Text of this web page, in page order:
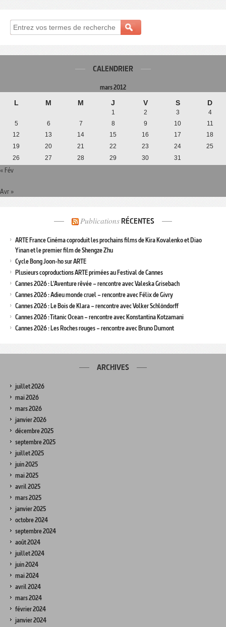
CALENDRIER
mars 2012
L M M J V S D
1 2 3
4
5
6 7 8 9 10
11
12
13 14 15 16 17
18
19
20 21 22 23 24
25
26
27 28 29 30 31
« Fév
Avr »
Publications RÉCENTES
ARTE France Cinéma coproduit les prochains films de Kira Kovalenko et Diao
Yinan et le premier film de Shengze Zhu
Cycle Bong Joon-ho sur ARTE
Plusieurs coproductions ARTE primées au Festival de Cannes
Cannes 2026 : L’Aventure rêvée – rencontre avec Valeska Grisebach
Cannes 2026 : Adieu monde cruel – rencontre avec Félix de Givry
Cannes 2026 : Le Bois de Klara – rencontre avec Volker Schlöndorff
Cannes 2026 : Titanic Ocean – rencontre avec Konstantina Kotzamani
Cannes 2026 : Les Roches rouges – rencontre avec Bruno Dumont
ARCHIVES
juillet 2026
mai 2026
mars 2026
janvier 2026
décembre 2025
septembre 2025
juillet 2025
juin 2025
mai 2025
avril 2025
mars 2025
janvier 2025
octobre 2024
septembre 2024
août 2024
juillet 2024
juin 2024
mai 2024
avril 2024
mars 2024
février 2024
janvier 2024